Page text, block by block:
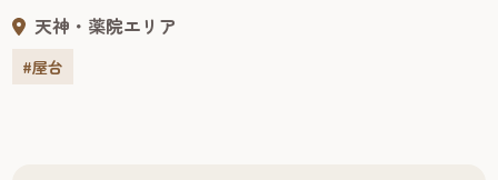
天神・薬院エリア
#屋台